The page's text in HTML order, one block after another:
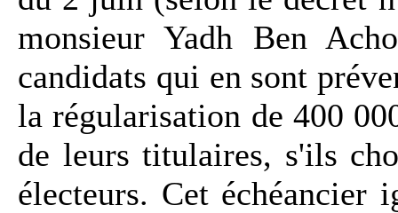
monsieur Yadh Ben
candidats qui en sont
la régularisation de 400
de leurs titulaires, s'ils
électeurs. Cet échéancier